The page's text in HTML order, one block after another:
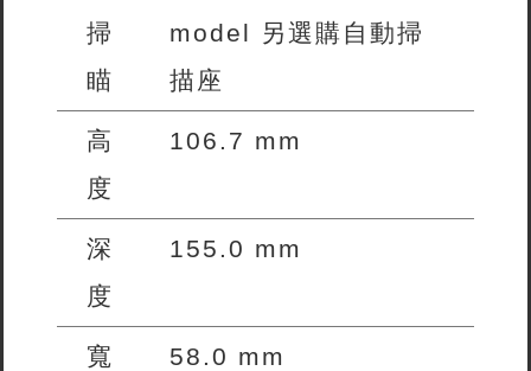
掃
瞄
model 另選購自動掃
描座
高
度
106.7 mm
深
度
155.0 mm
寬
58.0 mm